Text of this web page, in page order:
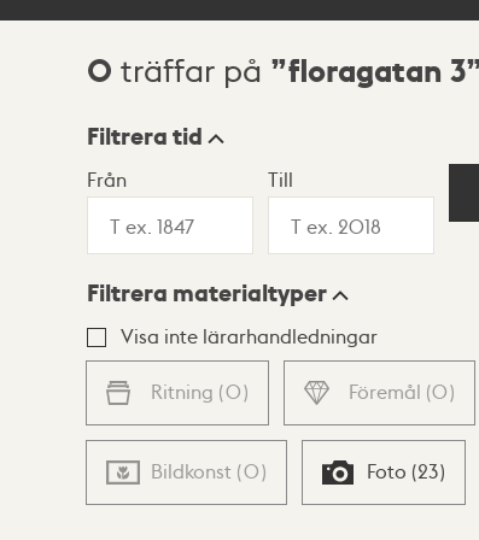
Sökresultat
0 träffar på floragatan 3
Visningsläge
Lista Karta
Filtrera tid
Från Till
Filtrera materialtyper
Visa inte lärarhandledningar
Ritning (0) Föremål (0)
Bildkonst (0) Foto (23)